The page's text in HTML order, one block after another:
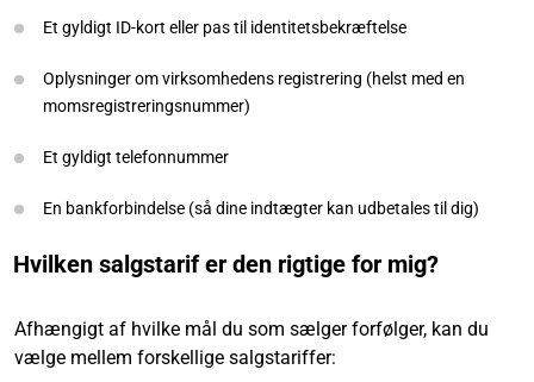
Et gyldigt ID-kort eller pas til identitetsbekræftelse
Oplysninger om virksomhedens registrering (helst med en
momsregistreringsnummer)
Et gyldigt telefonnummer
En bankforbindelse (så dine indtægter kan udbetales til dig)
Hvilken salgstarif er den rigtige for mig?
Afhængigt af hvilke mål du som sælger forfølger, kan du
vælge mellem forskellige salgstariffer: